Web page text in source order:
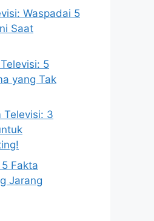
Waspadai 5
Saat
5
yang Tak
Televisi: 3
Fakta
Jarang